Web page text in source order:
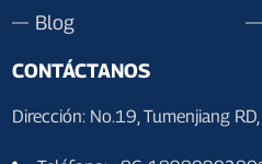
Blog
CONTÁCTANOS
Dirección: No.19, Tumenjiang